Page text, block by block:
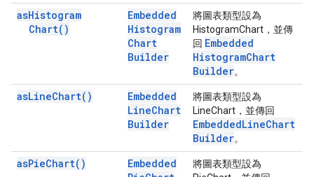
asHistogram
Chart( )
Embedded
Histogram
Chart
Builder
將圖表類型設為
HistogramChart，並傳
回 Embedded
HistogramChart
Builder。
asLineChart( )
Embedded
LineChart
Builder
將圖表類型設為
LineChart，並傳回
EmbeddedLineChart
Builder。
asPieChart( )
Embedded
將圖表類型設為